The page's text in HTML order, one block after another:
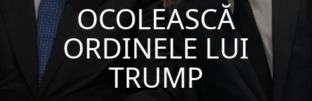
OCOLEASCĂ
ORDINELE LUI
TRUMP